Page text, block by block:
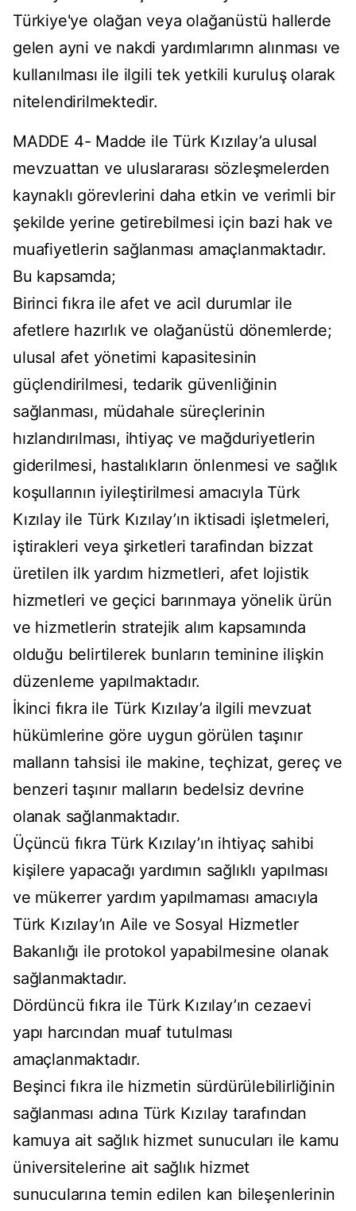
Türkiye'ye olağan veya olağanüstü hallerde
gelen ayni ve nakdi yardımlarımn alınması ve
kullanılması ile ilgili tek yetkili kuruluş olarak
nitelendirilmektedir.
MADDE 4- Madde ile Türk Kızılay’a ulusal
mevzuattan ve uluslararası sözleşmelerden
kaynaklı görevlerini daha etkin ve verimli bir
şekilde yerine getirebilmesi için bazi hak ve
muafiyetlerin sağlanması amaçlanmaktadır.
Bu kapsamda;
Birinci fıkra ile afet ve acil durumlar ile
afetlere hazırlık ve olağanüstü dönemlerde;
ulusal afet yönetimi kapasitesinin
güçlendirilmesi, tedarik güvenliğinin
sağlanması, müdahale süreçlerinin
hızlandırılması, ihtiyaç ve mağduriyetlerin
giderilmesi, hastalıkların önlenmesi ve sağlık
koşullarının iyileştirilmesi amacıyla Türk
Kızılay ile Türk Kızılay’ın iktisadi işletmeleri,
iştirakleri veya şirketleri tarafindan bizzat
üretilen ilk yardım hizmetleri, afet lojistik
hizmetleri ve geçici barınmaya yönelik ürün
ve hizmetlerin stratejik alım kapsamında
olduğu belirtilerek bunların teminine ilişkin
düzenleme yapılmaktadır.
İkinci fıkra ile Türk Kızılay’a ilgili mevzuat
hükümlerine göre uygun görülen taşınır
mallann tahsisi ile makine, teçhizat, gereç ve
benzeri taşınır malların bedelsiz devrine
olanak sağlanmaktadır.
Üçüncü fıkra Türk Kızılay’ın ihtiyaç sahibi
kişilere yapacağı yardımın sağlıklı yapılması
ve mükerrer yardım yapılmaması amacıyla
Türk Kızılay’ın Aile ve Sosyal Hizmetler
Bakanlığı ile protokol yapabilmesine olanak
sağlanmaktadır.
Dördüncü fıkra ile Türk Kızılay’ın cezaevi
yapı harcından muaf tutulması
amaçlanmaktadır.
Beşinci fıkra ile hizmetin sürdürülebilirliğinin
sağlanması adına Türk Kızılay tarafından
kamuya ait sağlık hizmet sunucuları ile kamu
üniversitelerine ait sağlık hizmet
sunucularına temin edilen kan bileşenlerinin